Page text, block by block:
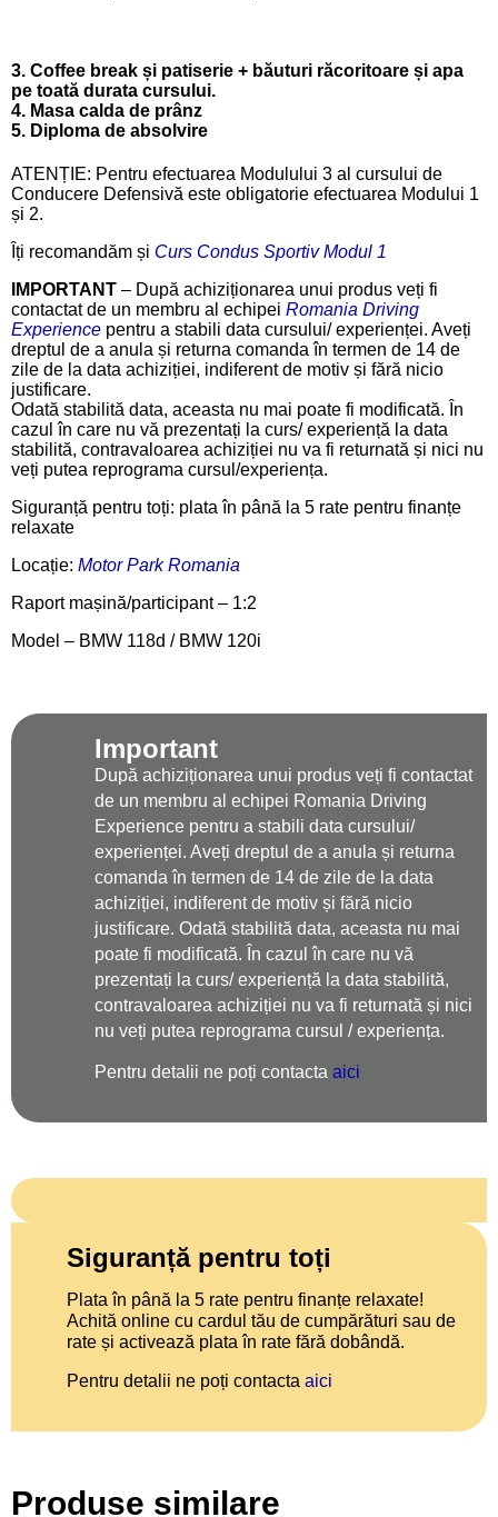
3. Coffee break și patiserie + băuturi răcoritoare și apa
pe toată durata cursului.
4. Masa calda de prânz
5. Diploma de absolvire
ATENȚIE: Pentru efectuarea Modulului 3 al cursului de
Conducere Defensivă este obligatorie efectuarea Modului 1
și 2.
Îți recomandăm și Curs Condus Sportiv Modul 1
IMPORTANT – După achiziționarea unui produs veți fi
contactat de un membru al echipei Romania Driving
Experience pentru a stabili data cursului/ experienței. Aveți
dreptul de a anula și returna comanda în termen de 14 de
zile de la data achiziției, indiferent de motiv și fără nicio
justificare.
Odată stabilită data, aceasta nu mai poate fi modificată. În
cazul în care nu vă prezentați la curs/ experiență la data
stabilită, contravaloarea achiziției nu va fi returnată și nici nu
veți putea reprograma cursul/experiența.
Siguranță pentru toți: plata în până la 5 rate pentru finanțe
relaxate
Locație: Motor Park Romania
Raport mașină/participant – 1:2
Model – BMW 118d / BMW 120i
Important
După achiziționarea unui produs veți fi contactat
de un membru al echipei Romania Driving
Experience pentru a stabili data cursului/
experienței. Aveți dreptul de a anula și returna
comanda în termen de 14 de zile de la data
achiziției, indiferent de motiv și fără nicio
justificare. Odată stabilită data, aceasta nu mai
poate fi modificată. În cazul în care nu vă
prezentați la curs/ experiență la data stabilită,
contravaloarea achiziției nu va fi returnată și nici
nu veți putea reprograma cursul / experiența.
Pentru detalii ne poți contacta aici
Siguranță pentru toți
Plata în până la 5 rate pentru finanțe relaxate!
Achită online cu cardul tău de cumpărături sau de
rate și activează plata în rate fără dobândă.
Pentru detalii ne poți contacta aici
Produse similare